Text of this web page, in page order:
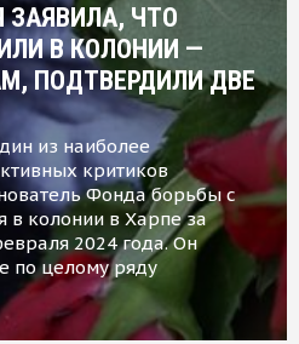
ЧТО
В КОЛОНИИ —
ПОДТВЕРДИЛИ ДВЕ
из наиболее
критиков
Фонда борьбы с
в колонии в Харпе за
2024 года. Он
по целому ряду